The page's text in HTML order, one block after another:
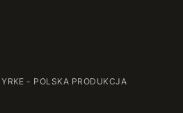
- POLSKA PRODUKCJA